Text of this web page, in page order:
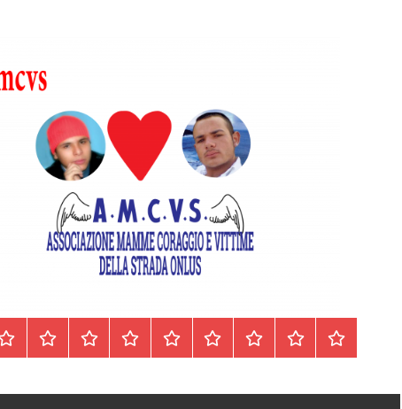
HomepageSegnalazioni
Nord
Centro
Sud
Contatti
330443441
Incidenti
Il
Archivio